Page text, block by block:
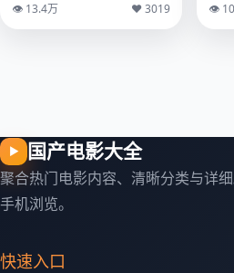
👁 13.4万 ♥ 3019 👁
▶ 国产电影大全
聚合热门电影内容、清晰分类与详
手机浏览。
快速入口